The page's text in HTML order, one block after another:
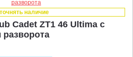
наличие
Cadet ZT1 46 Ultima с